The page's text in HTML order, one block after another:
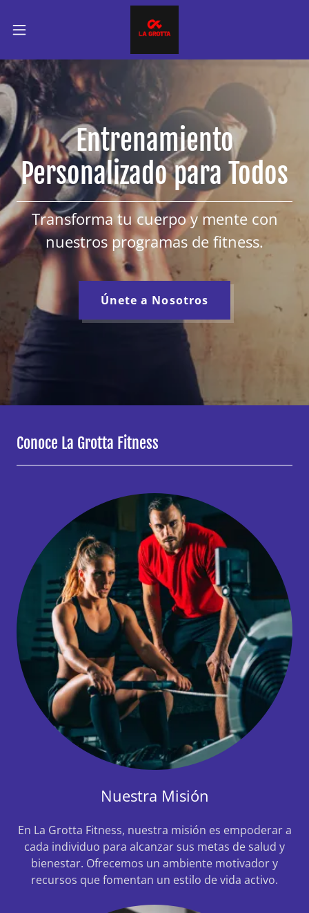
Entrenamiento
Personalizado para Todos
Transforma tu cuerpo y mente con
nuestros programas de fitness.
Únete a Nosotros
Conoce La Grotta Fitness
Nuestra Misión
En La Grotta Fitness, nuestra misión es empoderar a
cada individuo para alcanzar sus metas de salud y
bienestar. Ofrecemos un ambiente motivador y
recursos que fomentan un estilo de vida activo.